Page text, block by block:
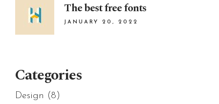
The best free fonts
JANUARY 20, 2022
Categories
Design (8)